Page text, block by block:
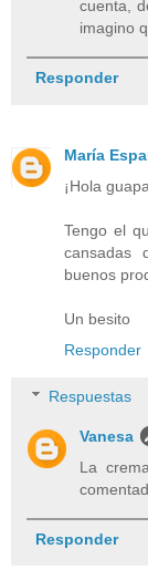
cuenta,
imagino
Responder
María
¡Hola
Tengo el
cansadas
buenos
Un besito
Responder
Respuestas
Vanesa
La
Responder